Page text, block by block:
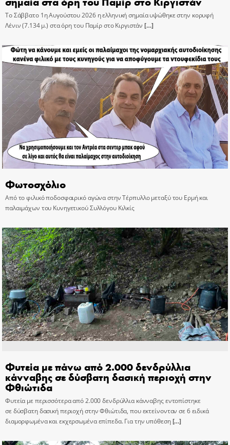
Το Σάββατο 1η Αυγούστου 2026 η ελληνική σημαία υψώθηκε στην κορυφή
Λένιν (7.134 μ.) στα όρη του Παμίρ στο Κιργιστάν […]
Φωτοσχόλιο
Από το φιλικό ποδοσφαιρικό αγώνα στην Τέρπυλλο μεταξύ του Ερμή και
παλαιμάχων του Κυνηγετικού Συλλόγου Κιλκίς
Φυτεία με πάνω από 2.000 δενδρύλλια
κάνναβης σε δύσβατη δασική περιοχή στην
Φθιώτιδα
Φυτεία με περισσότερα από 2.000 δενδρύλλια κάνναβης εντοπίστηκε
σε δύσβατη δασική περιοχή στην Φθιώτιδα, που εκτείνονταν σε 6 ειδικά
διαμορφωμένα και εκχερσωμένα επίπεδα. Για την υπόθεση[…]